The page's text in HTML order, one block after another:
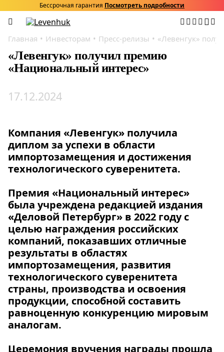
Бессрочная гарантия Посмотреть подробности
Главная Инвесторам Пресс-релизы «Левенгук»
«Левенгук» получил премию
«Национальный интерес»
17.12.2024
Компания «Левенгук» получила
диплом за успехи в области
импортозамещения и достижения
технологического суверенитета.
Премия «Национальный интерес»
была учреждена редакцией издания
«Деловой Петербург» в 2022 году с
целью награждения российских
компаний, показавших отличные
результаты в областях
импортозамещения, развития
технологического суверенитета
страны, производства и освоения
продукции, способной составить
равноценную конкуренцию мировым
аналогам.
Церемония вручения награды прошла